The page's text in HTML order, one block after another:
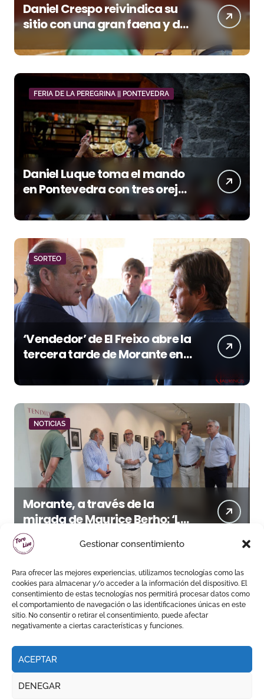
Gestionar consentimiento
Para ofrecer las mejores experiencias, utilizamos tecnologías como las
cookies para almacenar y/o acceder a la información del dispositivo. El
consentimiento de estas tecnologías nos permitirá procesar datos como
el comportamiento de navegación o las identificaciones únicas en este
sitio. No consentir o retirar el consentimiento, puede afectar
negativamente a ciertas características y funciones.
ACEPTAR
DENEGAR
Daniel Crespo reivindica su
sitio con una gran faena y dos
FERIA DE LA PEREGRINA || PONTEVEDRA
Daniel Luque toma el mando
en Pontevedra con tres orejas
y una Puerta Grande de peso
SORTEO
‘Vendedor’ de El Freixo abre la
tercera tarde de Morante en
la temporada portuense
NOTICIAS
Morante, a través de la
mirada de Maurice Berho: ‘La
belleza del misterio’ llega a La
Malagueta